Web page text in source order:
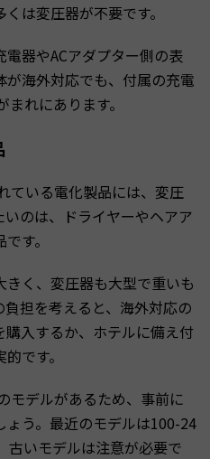
は変圧器が不要です。
器やACアダプター側の表
海外対応でも、付属の充電
れにあります。
ている電化製品には、変圧
のは、ドライヤーやヘアア
す。
く、変圧器も大型で重いも
担を考えると、海外対応の
購入するか、ホテルに備え付
です。
モデルがあるため、事前に
う。最近のモデルは100-24
古いモデルは注意が必要で